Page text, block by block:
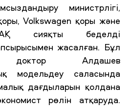
министрлігі,
Volkswagen қоры және
сияқты беделді
жасалған. Бұл
доктор Алдашев
модельдеу саласында
дағдыларын қолдана
рөлін атқаруда.